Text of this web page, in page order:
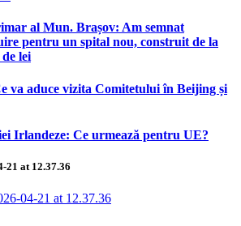
al Mun. Brașov: Am semnat
pentru un spital nou, construit de la
lei
va aduce vizita Comitetului în Beijing și
Irlandeze: Ce urmează pentru UE?
21 at 12.37.36